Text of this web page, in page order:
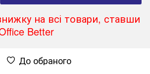
на всі товари, ставши
Better
До обраного